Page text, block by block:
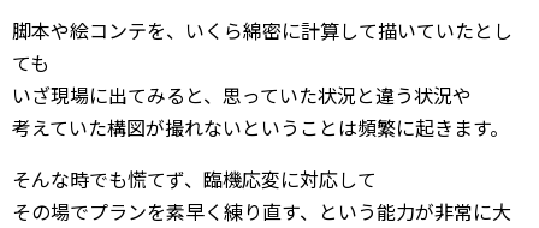
脚本や絵コンテを、いくら綿密に計算して描いていたとし
ても
いざ現場に出てみると、思っていた状況と違う状況や
考えていた構図が撮れないということは頻繁に起きます。
そんな時でも慌てず、臨機応変に対応して
その場でプランを素早く練り直す、という能力が非常に大